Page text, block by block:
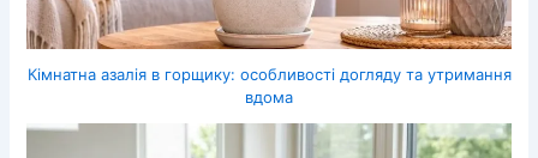
Кімнатна азалія в горщику: особливості догляду та утримання
вдома